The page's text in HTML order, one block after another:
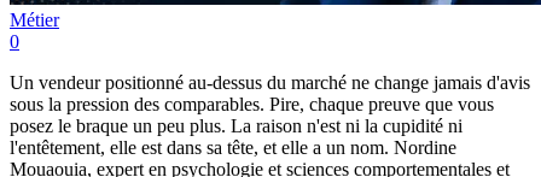
Métier
0
Un vendeur positionné au-dessus du marché ne change jamais d'avis
sous la pression des comparables. Pire, chaque preuve que vous
posez le braque un peu plus. La raison n'est ni la cupidité ni
l'entêtement, elle est dans sa tête, et elle a un nom. Nordine
Mouaouia, expert en psychologie et sciences comportementales et